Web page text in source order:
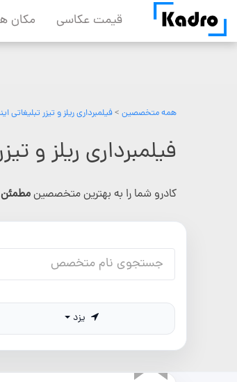
content
قیمت عکاسی مکان
همه متخصصین >فیلمبرداری ریلز و تیزر تبلیغاتی
فیلمبرداری ریلز و
کادرو شما را به بهترین متخصصین